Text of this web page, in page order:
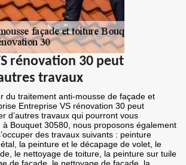
rénovation 30 peut
travaux
du traitement anti-mousse de façade et
Entreprise VS rénovation 30 peut
d’autres travaux qui pourront vous
à Bouquet 30580, nous proposons également
des travaux suivants : peinture
la peinture et le décapage de volet, le
le nettoyage de toiture, la peinture sur tuile